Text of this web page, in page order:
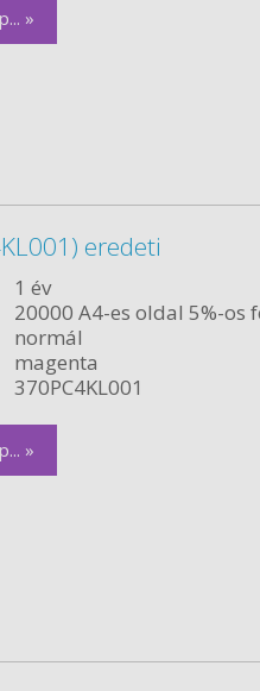
»
eredeti
1 év
20000 A4-es oldal 5%-os
normál
magenta
370PC4KL001
»